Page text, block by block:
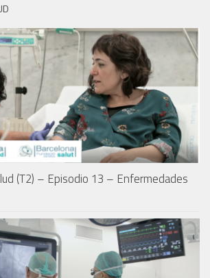
(T2) – Episodio 13 – Enfermedades